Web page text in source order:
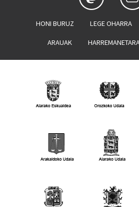
HONI BURUZ LEGE OHARRA
ARAUAK